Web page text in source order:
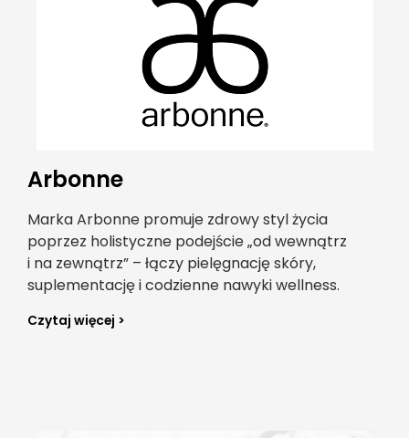
Arbonne
Marka Arbonne promuje zdrowy styl życia
poprzez holistyczne podejście „od wewnątrz
i na zewnątrz” – łączy pielęgnację skóry,
suplementację i codzienne nawyki wellness.
Czytaj więcej >